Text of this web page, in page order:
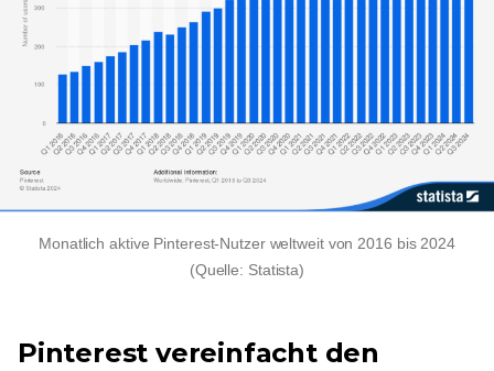
Monatlich aktive Pinterest-Nutzer weltweit von 2016 bis 2024
(Quelle: Statista)
Pinterest vereinfacht den